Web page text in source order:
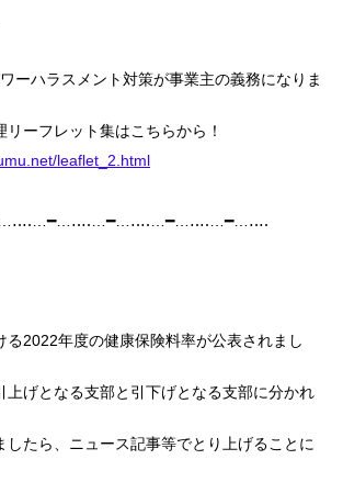
ーハラスメント対策が事業主の義務になりま
リーフレット集はこちらから！
leaflet_2.html
る2022年度の健康保険料率が公表されまし
上げとなる支部と引下げとなる支部に分かれ
したら、ニュース記事等でとり上げることに